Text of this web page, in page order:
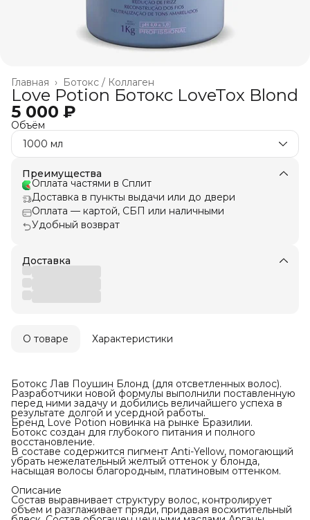
Ботокс / Коллаген
Главная ›
Love Potion Ботокс LoveTox Blond
5 000 ₽
Объём
1000 мл
Преимущества
Оплата частями в Сплит
Доставка в пункты выдачи или до двери
Оплата — картой, СБП или наличными
Удобный возврат
Доставка
О товаре Характеристики
Ботокс Лав Поушин Блонд (для отсветленных волос).
Разработчики новой формулы выполнили поставленную
перед ними задачу и добились величайшего успеха в
результате долгой и усердной работы.
Бренд Love Potion новинка на рынке Бразилии.
Ботокс создан для глубокого питания и полного
восстановление.
В составе содержится пигмент Anti-Yellow, помогающий
убрать нежелательный желтый оттенок у блонда,
насыщая волосы благородным, платиновым оттенком.
Описание
Состав выравнивает структуру волос, контролирует
объем и разглаживает пряди, придавая восхитительный